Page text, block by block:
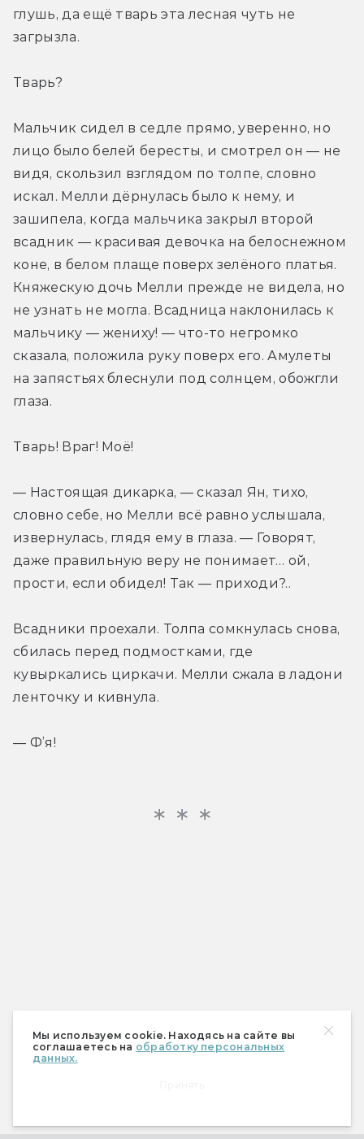
Мы используем cookie. Находясь на сайте вы
соглашаетесь на обработку персональных
данных.
глушь, да ещё тварь эта лесная чуть не
загрызла.
Тварь?
Мальчик сидел в седле прямо, уверенно, но
лицо было белей бересты, и смотрел он — не
видя, скользил взглядом по толпе, словно
искал. Мелли дёрнулась было к нему, и
зашипела, когда мальчика закрыл второй
всадник — красивая девочка на белоснежном
коне, в белом плаще поверх зелёного платья.
Княжескую дочь Мелли прежде не видела, но
не узнать не могла. Всадница наклонилась к
мальчику — жениху! — что-то негромко
сказала, положила руку поверх его. Амулеты
на запястьях блеснули под солнцем, обожгли
глаза.
Тварь! Враг! Моё!
— Настоящая дикарка, — сказал Ян, тихо,
словно себе, но Мелли всё равно услышала,
извернулась, глядя ему в глаза. — Говорят,
даже правильную веру не понимает… ой,
прости, если обидел! Так — приходи?..
Всадники проехали. Толпа сомкнулась снова,
сбилась перед подмостками, где
кувыркались циркачи. Мелли сжала в ладони
ленточку и кивнула.
— Ф’я!